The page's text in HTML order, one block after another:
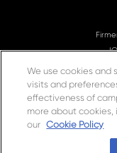
We use cookies and
visits and
effectiveness of
more about
our Cookie Policy